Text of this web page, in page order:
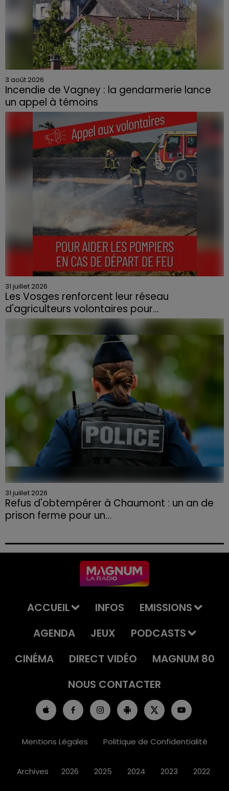
3 août 2026
Incendie de Vagney : la gendarmerie lance
un appel à témoins
Le feu, parti d'une haie avant de se propager au
quartier résidentiel, avait détruit deux habitations et
contraint à l'évacuation d'une centaine de personnes.
31 juillet 2026
Les Vosges renforcent leur réseau
d'agriculteurs volontaires pour...
Face à la sécheresse et aux risques de départs de feu,
la Chambre d'agriculture des Vosges a lancé un appel
aux agriculteurs volontaires pour venir en aide...
31 juillet 2026
Refus d'obtempérer à Chaumont : un an de
prison ferme pour un...
permis et la confiscation de son véhicule.
ACCUEIL INFOS
EMISSIONS
AGENDA
JEUX
PODCASTS
CINÉMA
DIRECT VIDÉO
MAGNUM 80
NOUS CONTACTER
Mentions Légales Politique de Confidentialité
Archives 2026 2025 2024 2023 2022